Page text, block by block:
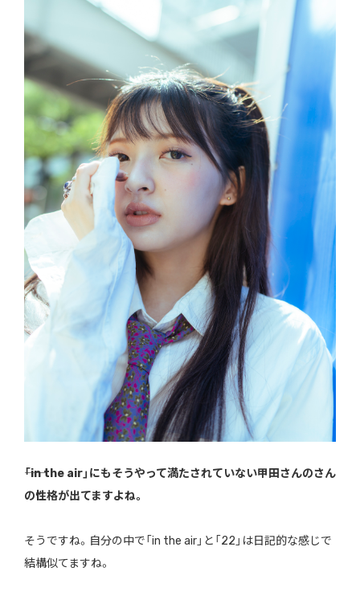
――「in the air」にもそうやって満たされていない甲田さんのさん
の性格が出てますよね。
そうですね。自分の中で「in the air」と「22」は日記的な感じで
結構似てますね。